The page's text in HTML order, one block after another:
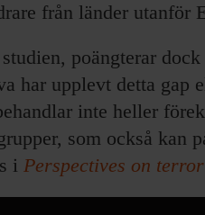
från länder utanför
poängterar
har upplevt detta gap
inte heller
som också kan
i Perspectives on